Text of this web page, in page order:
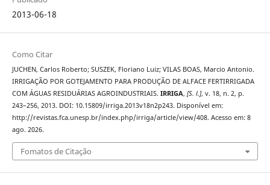
2013-06-18
Como Citar
JUCHEN, Carlos Roberto; SUSZEK, Floriano Luiz; VILAS BOAS, Marcio Antonio.
IRRIGAÇÃO POR GOTEJAMENTO PARA PRODUÇÃO DE ALFACE FERTIRRIGADA
COM ÁGUAS RESIDUÁRIAS AGROINDUSTRIAIS. IRRIGA, [S. l.], v. 18, n. 2, p.
243–256, 2013. DOI: 10.15809/irriga.2013v18n2p243. Disponível em:
http://revistas.fca.unesp.br/index.php/irriga/article/view/408. Acesso em: 8
ago. 2026.
Fomatos de Citação